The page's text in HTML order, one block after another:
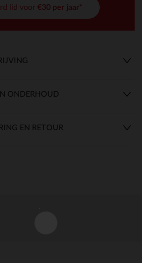
lid voor €30 per jaar*
ONDERHOUD
EN RETOUR